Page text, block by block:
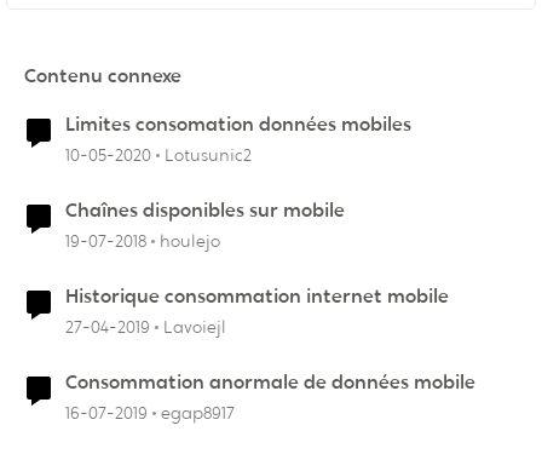
Contenu connexe
Limites consomation données mobiles
10-05-2020 Lotusunic2
Chaînes disponibles sur mobile
19-07-2018 houlejo
Historique consommation internet mobile
27-04-2019 Lavoiejl
Consommation anormale de données mobile
16-07-2019 egap8917